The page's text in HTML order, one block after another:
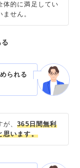
体的に満足してい
せん。
られる
が、365日間無利
思います。